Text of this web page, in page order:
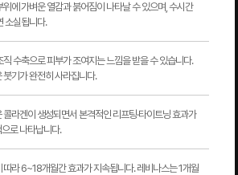
위에 가벼운 열감과 붉어짐이 나타날 수 있으며, 수시간
소실됩니다.
직 수축으로 피부가 조여지는 느낌을 받을 수 있습니다.
붓기가 완전히 사라집니다.
콜라겐이 생성되면서 본격적인 리프팅·타이트닝 효과가
로 나타납니다.
따라 6~18개월간 효과가 지속됩니다. 레비나스는 1개월